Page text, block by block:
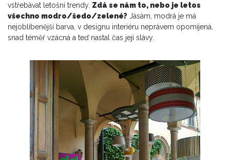
vstřebávat letošní trendy. Zdá se nám to, nebo je letos
všechno modro/šedo/zelené? Jásám, modrá je má
nejoblíbenější barva, v designu interiéru neprávem opomíjená,
snad téměř vzácná a teď nastal čas její slávy.